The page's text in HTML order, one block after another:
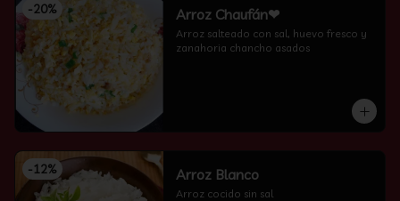
-20% Arroz Chaufán❤
Arroz salteado con sal, huevo fresco y
zanahoria chancho asados
-12% Arroz Blanco
Arroz cocido sin sal